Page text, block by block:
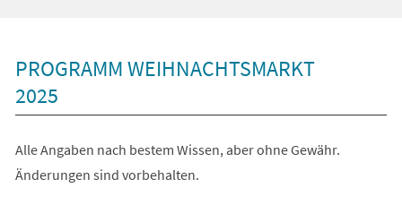
PROGRAMM WEIHNACHTSMARKT
2025
Alle Angaben nach bestem Wissen, aber ohne Gewähr.
Änderungen sind vorbehalten.